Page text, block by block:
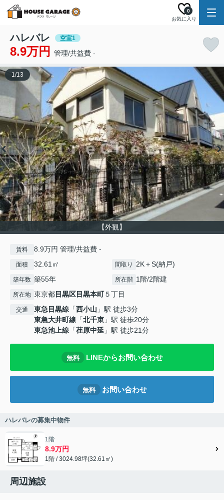
お気に入り
0
ハレバレ 空室1
8.9万円 管理/共益費 -
【外観】
1/13
賃料 8.9万円 管理/共益費 -
面積 32.61㎡ 間取り 2K＋S(納戸)
築年数 築55年 所在階 1階/2階建
所在地 東京都目黒区目黒本町５丁目
交通 東急目黒線 「西小山 」駅 徒歩3分
東急大井町線 「北千束 」駅 徒歩20分
東急池上線 「荏原中延 」駅 徒歩21分
無料 LINEからお問い合わせ
無料 お問い合わせ
ハレバレの募集中物件
1階
8.9万円
1階 / 3024.98坪(32.61㎡)
周辺施設